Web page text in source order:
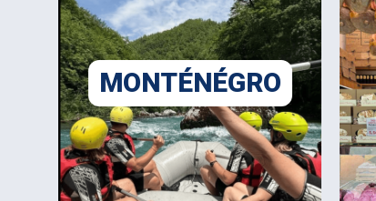
MONTÉNÉGRO